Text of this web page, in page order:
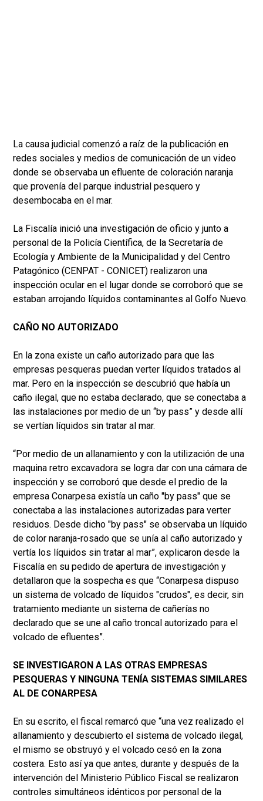
La causa judicial comenzó a raíz de la publicación en
redes sociales y medios de comunicación de un video
donde se observaba un efluente de coloración naranja
que provenía del parque industrial pesquero y
desembocaba en el mar.
La Fiscalía inició una investigación de oficio y junto a
personal de la Policía Científica, de la Secretaría de
Ecología y Ambiente de la Municipalidad y del Centro
Patagónico (CENPAT - CONICET) realizaron una
inspección ocular en el lugar donde se corroboró que se
estaban arrojando líquidos contaminantes al Golfo Nuevo.
CAÑO NO AUTORIZADO
En la zona existe un caño autorizado para que las
empresas pesqueras puedan verter líquidos tratados al
mar. Pero en la inspección se descubrió que había un
caño ilegal, que no estaba declarado, que se conectaba a
las instalaciones por medio de un “by pass” y desde allí
se vertían líquidos sin tratar al mar.
“Por medio de un allanamiento y con la utilización de una
maquina retro excavadora se logra dar con una cámara de
inspección y se corroboró que desde el predio de la
empresa Conarpesa existía un caño "by pass" que se
conectaba a las instalaciones autorizadas para verter
residuos. Desde dicho "by pass" se observaba un líquido
de color naranja-rosado que se unía al caño autorizado y
vertía los líquidos sin tratar al mar”, explicaron desde la
Fiscalía en su pedido de apertura de investigación y
detallaron que la sospecha es que “Conarpesa dispuso
un sistema de volcado de líquidos "crudos", es decir, sin
tratamiento mediante un sistema de cañerías no
declarado que se une al caño troncal autorizado para el
volcado de efluentes”.
SE INVESTIGARON A LAS OTRAS EMPRESAS
PESQUERAS Y NINGUNA TENÍA SISTEMAS SIMILARES
AL DE CONARPESA
En su escrito, el fiscal remarcó que “una vez realizado el
allanamiento y descubierto el sistema de volcado ilegal,
el mismo se obstruyó y el volcado cesó en la zona
costera. Esto así ya que antes, durante y después de la
intervención del Ministerio Público Fiscal se realizaron
controles simultáneos idénticos por personal de la